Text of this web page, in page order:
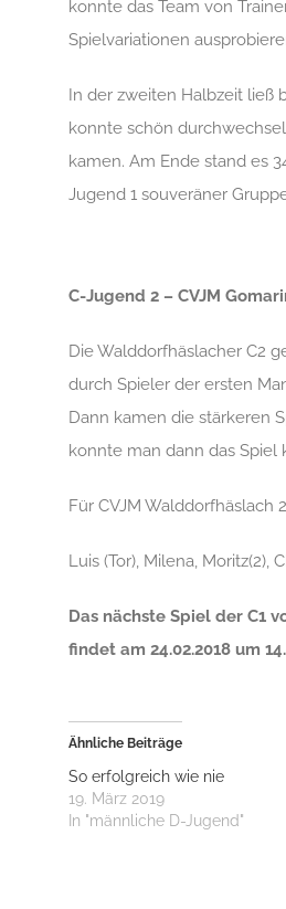
konnte das Team von
Spielvariationen
In der zweiten Halbzeit ließ
konnte schön
kamen. Am Ende stand es
Jugend 1 souveräner
C-Jugend 2 – CVJM
Die Walddorfhäslacher C2
durch Spieler der ersten
Dann kamen die stärkeren
konnte man dann das Spiel
Für CVJM Walddorfhäslach
Luis (Tor), Milena, Moritz(2),
Das nächste Spiel der C1
findet am 24.02.2018 um
Ähnliche Beiträge
So erfolgreich wie nie
19. März 2019
In "männliche D-Jugend"